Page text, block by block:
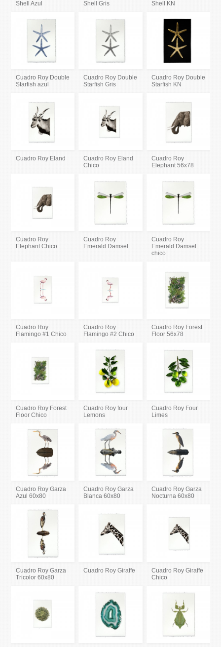
Shell Azul
Shell Gris
Shell KN
Cuadro Roy Double
Starfish azul
Cuadro Roy Double
Starfish Gris
Cuadro Roy Double
Starfish KN
Cuadro Roy Eland
Cuadro Roy Eland
Chico
Cuadro Roy
Elephant 56x78
Cuadro Roy
Elephant Chico
Cuadro Roy
Emerald Damsel
Cuadro Roy
Emerald Damsel
chico
Cuadro Roy
Flamingo #1 Chico
Cuadro Roy
Flamingo #2 Chico
Cuadro Roy Forest
Floor 56x78
Cuadro Roy Forest
Floor Chico
Cuadro Roy four
Lemons
Cuadro Roy Four
Limes
Cuadro Roy Garza
Azul 60x80
Cuadro Roy Garza
Blanca 60x80
Cuadro Roy Garza
Nocturna 60x80
Cuadro Roy Garza
Tricolor 60x80
Cuadro Roy Giraffe
Cuadro Roy Giraffe
Chico